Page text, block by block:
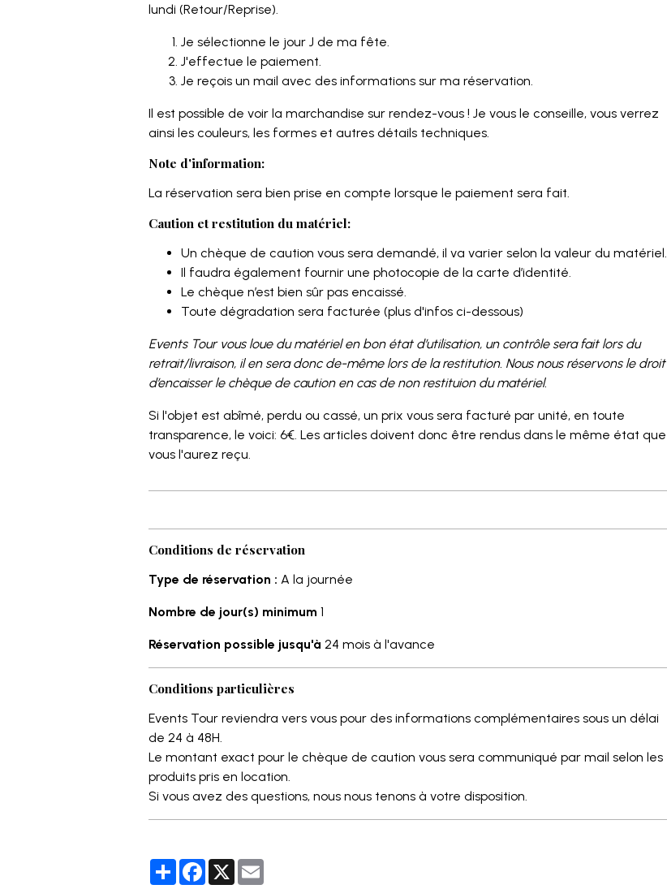
lundi (Retour/Reprise).
Je sélectionne le jour J de ma fête.
J'effectue le paiement.
Je reçois un mail avec des informations sur ma réservation.
Il est possible de voir la marchandise sur rendez-vous ! Je vous le conseille, vous verrez
ainsi les couleurs, les formes et autres détails techniques.
Note d'information:
La réservation sera bien prise en compte lorsque le paiement sera fait.
Caution et restitution du matériel:
Un chèque de caution vous sera demandé, il va varier selon la valeur du matériel.
Il faudra également fournir une photocopie de la carte d’identité.
Le chèque n’est bien sûr pas encaissé.
Toute dégradation sera facturée (plus d'infos ci-dessous)
Events Tour vous loue du matériel en bon état d’utilisation, un contrôle sera fait lors du
retrait/livraison, il en sera donc de-même lors de la restitution. Nous nous réservons le droit
d’encaisser le chèque de caution en cas de non restituion du matériel.
Si l'objet est abîmé, perdu ou cassé, un prix vous sera facturé par unité, en toute
transparence, le voici: 6€. Les articles doivent donc être rendus dans le même état que
vous l'aurez reçu.
Conditions de réservation
Type de réservation : A la journée
Nombre de jour(s) minimum 1
Réservation possible jusqu'à 24 mois à l'avance
Conditions particulières
Events Tour reviendra vers vous pour des informations complémentaires sous un délai
de 24 à 48H.
Le montant exact pour le chèque de caution vous sera communiqué par mail selon les
produits pris en location.
Si vous avez des questions, nous nous tenons à votre disposition.
PartagerFacebook
X